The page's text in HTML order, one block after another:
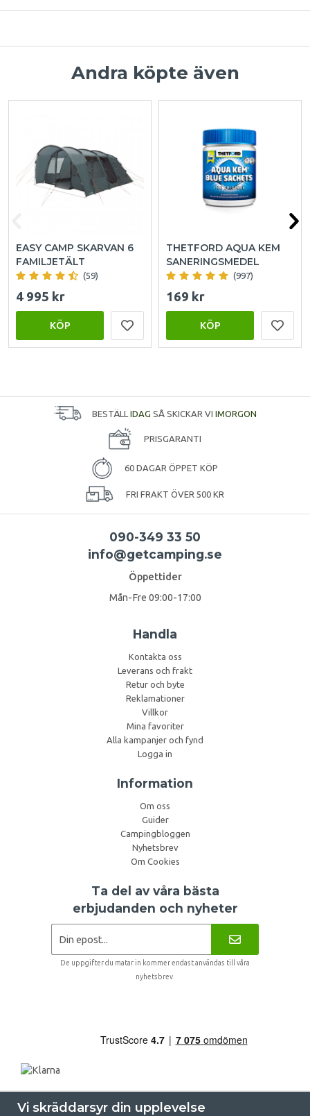
Andra köpte även
EASY CAMP SKARVAN 6
FAMILJETÄLT
(59)
4 995 kr
KÖP
THETFORD AQUA KEM
SANERINGSMEDEL
(997)
169 kr
KÖP
BESTÄLL IDAG SÅ SKICKAR VI IMORGON
PRISGARANTI
60 DAGAR ÖPPET KÖP
FRI FRAKT ÖVER 500 KR
090-349 33 50
info@getcamping.se
Öppettider
Mån-Fre 09:00-17:00
Handla
Kontakta oss
Leverans och frakt
Retur och byte
Reklamationer
Villkor
Mina favoriter
Alla kampanjer och fynd
Logga in
Information
Om oss
Guider
Campingbloggen
Nyhetsbrev
Om Cookies
Ta del av våra bästa
erbjudanden och nyheter
De uppgifter du matar in kommer endast användas till våra
nyhetsbrev.
Vi skräddarsyr din upplevelse